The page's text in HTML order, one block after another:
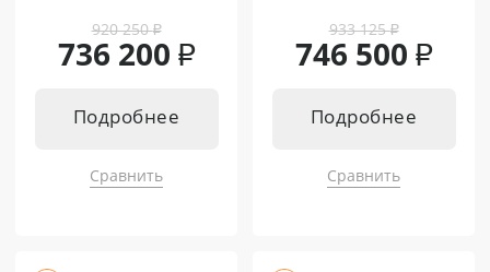
920 250₽
736 200 ₽
Подробнее
Сравнить
933 125₽
746 500 ₽
Подробнее
Сравнить